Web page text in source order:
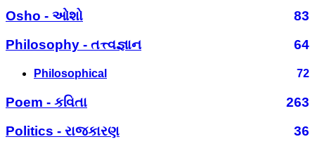
Osho - ઓશો
83
Philosophy - તત્ત્વજ્ઞાન
64
Philosophical 72
Poem - કવિતા
263
Politics - રાજકારણ
36